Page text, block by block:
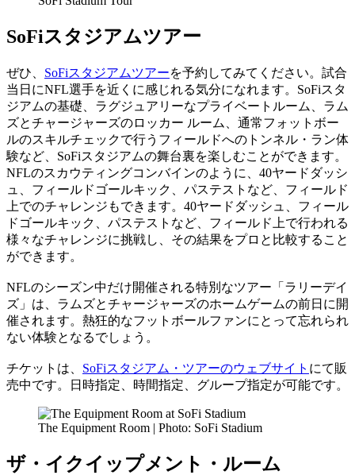
SoFiスタジアムツアー
ぜひ、 SoFiスタジアムツアーを予約してみてください。試合
当日にNFL選手を近くに感じれる気分になれます。SoFiスタ
ジアムの基礎、ラグジュアリーなプライベートルーム、ラム
ズとチャージャーズのロッカー ルーム、通常フォットボー
ルのスキルチェックで行うフィールドへのトンネル・ラン体
験など、SoFiスタジアムの舞台裏を楽しむことができます。
NFLのスカウティングコンバインのように、40ヤードダッシ
ュ、フィールドゴールキック、パステストなど、フィールド
上でのチャレンジもできます。40ヤードダッシュ、フィール
ドゴールキック、パステストなど、フィールド上で行われる
様々なチャレンジに挑戦し、その結果をプロと比較すること
ができます。
NFLのシーズン中だけ開催される特別なツアー「ラリーデイ
ズ」は、ラムズとチャージャーズのホームゲームの前日に開
催されます。熱狂的なフットボールファンにとって忘れられ
ない体験となるでしょう。
チケットは、 SoFiスタジアム・ツアーのウェブサイト にて販
売中です。日時指定、時間指定、グループ指定が可能です。
The Equipment Room | Photo: SoFi Stadium
ザ・イクイップメント・ルーム